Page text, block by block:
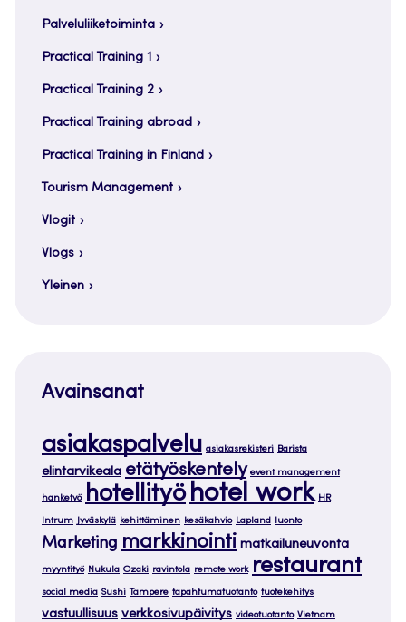
Palveluliiketoiminta
Practical Training 1
Practical Training 2
Practical Training abroad
Practical Training in Finland
Tourism Management
Vlogit
Vlogs
Yleinen
Avainsanat
asiakaspalvelu asiakasrekisteri Barista
elintarvikeala etätyöskentely event management
hanketyö hotellityö hotel work HR
Intrum Jyväskylä kehittäminen kesäkahvio Lapland luonto
Marketing markkinointi matkailuneuvonta
myyntityö Nukula Ozaki ravintola remote work restaurant
social media Sushi Tampere tapahtumatuotanto tuotekehitys
vastuullisuus verkkosivupäivitys videotuotanto Vietnam